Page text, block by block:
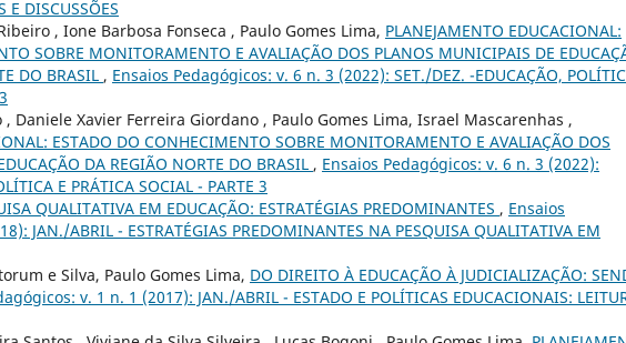
E DISCUSSÕES
, Ione Barbosa Fonseca , Paulo Gomes Lima, PLANEJAMENTO EDUCACIONAL:
SOBRE MONITORAMENTO E AVALIAÇÃO DOS PLANOS MUNICIPAIS DE
DO BRASIL , Ensaios Pedagógicos: v. 6 n. 3 (2022): SET./DEZ. -EDUCAÇÃO,
Daniele Xavier Ferreira Giordano , Paulo Gomes Lima, Israel Mascarenhas ,
ESTADO DO CONHECIMENTO SOBRE MONITORAMENTO E AVALIAÇÃO DOS
DA REGIÃO NORTE DO BRASIL , Ensaios Pedagógicos: v. 6 n. 3 (2022):
E PRÁTICA SOCIAL - PARTE 3
QUALITATIVA EM EDUCAÇÃO: ESTRATÉGIAS PREDOMINANTES , Ensaios
JAN./ABRIL - ESTRATÉGIAS PREDOMINANTES NA PESQUISA QUALITATIVA EM
e Silva, Paulo Gomes Lima, DO DIREITO À EDUCAÇÃO À JUDICIALIZAÇÃO:
v. 1 n. 1 (2017): JAN./ABRIL - ESTADO E POLÍTICAS EDUCACIONAIS: